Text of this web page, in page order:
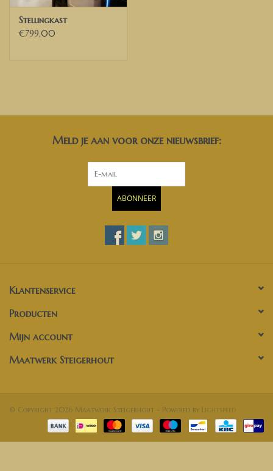
Wij bezorgen door heel Nederland, België en delen van Duitsland
Stellingkast
€799,00
Meld je aan voor onze nieuwsbrief:
ABONNEER
Klantenservice
Producten
Mijn account
Maatwerk Steigerhout
© Copyright 2026 Maatwerk Steigerhout - Powered by Lightspeed